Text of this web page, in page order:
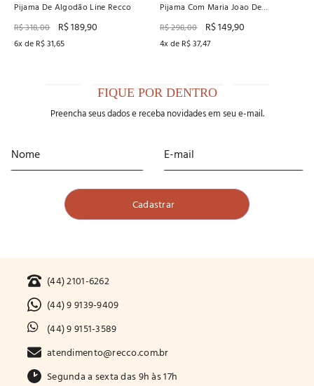
Pijama De Algodão Line Recco
R$318,00 R$189,90
6x de R$31,65
Pijama Com Maria Joao De
R$298,00 R$149,90
4x de R$37,47
FIQUE POR DENTRO
Preencha seus dados e receba novidades em seu e-mail.
(44) 2101-6262
(44) 9 9139-9409
(44) 9 9151-3589
atendimento@recco.com.br
Segunda a sexta das 9h às 17h